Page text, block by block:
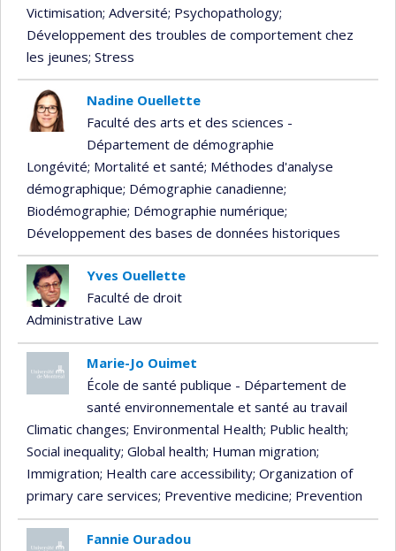
Victimisation; Adversité; Psychopathology;
Développement des troubles de comportement chez
les jeunes; Stress
Nadine Ouellette
Faculté des arts et des sciences -
Département de démographie
Longévité; Mortalité et santé; Méthodes d'analyse
démographique; Démographie canadienne;
Biodémographie; Démographie numérique;
Développement des bases de données historiques
Yves Ouellette
Faculté de droit
Administrative Law
Marie-Jo Ouimet
École de santé publique - Département de
santé environnementale et santé au travail
Climatic changes; Environmental Health; Public health;
Social inequality; Global health; Human migration;
Immigration; Health care accessibility; Organization of
primary care services; Preventive medicine; Prevention
Fannie Ouradou